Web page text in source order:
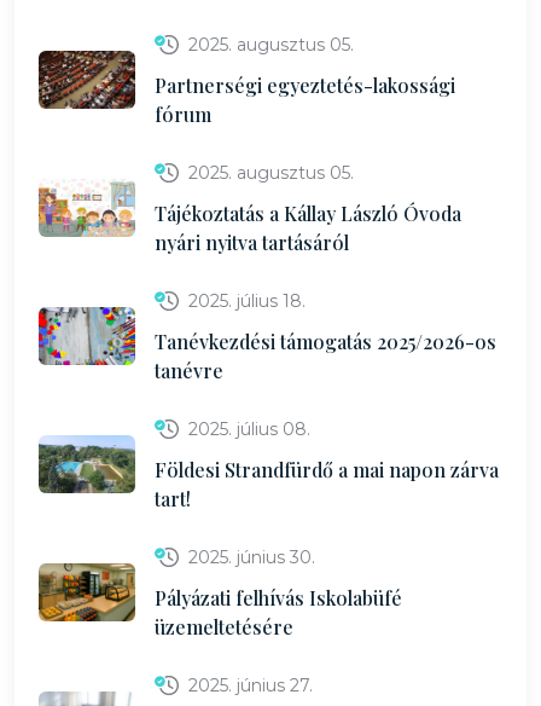
2025. augusztus 05.
Partnerségi egyeztetés-lakossági
fórum
2025. augusztus 05.
Tájékoztatás a Kállay László Óvoda
nyári nyitva tartásáról
2025. július 18.
Tanévkezdési támogatás 2025/2026-os
tanévre
2025. július 08.
Földesi Strandfürdő a mai napon zárva
tart!
2025. június 30.
Pályázati felhívás Iskolabüfé
üzemeltetésére
2025. június 27.